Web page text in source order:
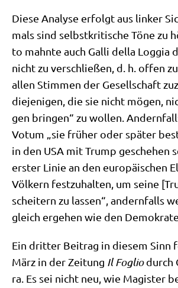
Die­se Ana­ly­se erfolgt aus lin­ker
mals sind selbst­kri­ti­sche Töne zu
to mahn­te auch Gal­li del­la Log­gia
nicht zu ver­schlie­ßen, d. h. offen
allen Stim­men der Gesell­schaft
die­je­ni­gen, die sie nicht mögen,
gen brin­gen“ zu wol­len.
Votum „sie frü­her oder spä­ter
in den USA mit Trump gesche­hen
erster Linie an den euro­päi­schen
Völ­kern fest­zu­hal­ten, um sei­ne
schei­tern zu las­sen“, andern­falls
gleich erge­hen wie den
Ein drit­ter Bei­trag in die­sem Sinn
März in der Zei­tung Il Fogliodurch
ra. Es sei nicht neu, wie Magi­ster